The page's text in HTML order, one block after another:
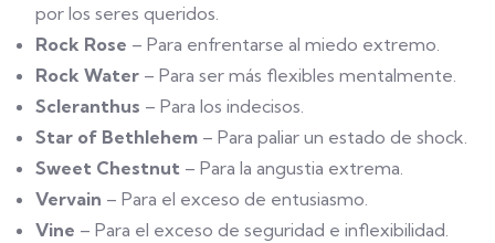
por los seres queridos.
Rock Rose – Para enfrentarse al miedo extremo.
Rock Water – Para ser más flexibles mentalmente.
Scleranthus – Para los indecisos.
Star of Bethlehem – Para paliar un estado de shock.
Sweet Chestnut – Para la angustia extrema.
Vervain – Para el exceso de entusiasmo.
Vine – Para el exceso de seguridad e inflexibilidad.